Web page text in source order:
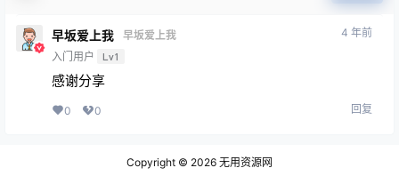
早坂爱上我
早坂爱上我
入门用户
Lv1
4 年前
感谢分享
0 0 回复
Copyright © 2026 无用资源网